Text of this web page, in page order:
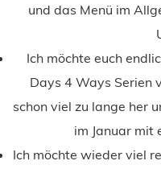
und das Menü im
Ich möchte euch
Days 4 Ways Serien
schon viel zu lange her
im Januar mit
Ich möchte wieder viel